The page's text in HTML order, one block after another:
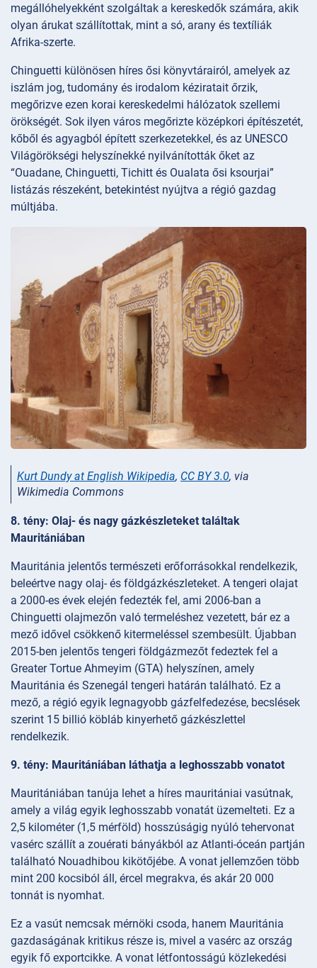
megállóhelyekként szolgáltak a kereskedők számára, akik
olyan árukat szállítottak, mint a só, arany és textíliák
Afrika-szerte.
Chinguetti különösen híres ősi könyvtárairól, amelyek az
iszlám jog, tudomány és irodalom kéziratait őrzik,
megőrizve ezen korai kereskedelmi hálózatok szellemi
örökségét. Sok ilyen város megőrizte középkori építészetét,
kőből és agyagból épített szerkezetekkel, és az UNESCO
Világörökségi helyszínekké nyilvánították őket az
“Ouadane, Chinguetti, Tichitt és Oualata ősi ksourjai”
listázás részeként, betekintést nyújtva a régió gazdag
múltjába.
Kurt Dundy at English Wikipedia, CC BY 3.0, via
Wikimedia Commons
8. tény: Olaj- és nagy gázkészleteket találtak
Mauritániában
Mauritánia jelentős természeti erőforrásokkal rendelkezik,
beleértve nagy olaj- és földgázkészleteket. A tengeri olajat
a 2000-es évek elején fedezték fel, ami 2006-ban a
Chinguetti olajmezőn való termeléshez vezetett, bár ez a
mező idővel csökkenő kitermeléssel szembesült. Újabban
2015-ben jelentős tengeri földgázmezőt fedeztek fel a
Greater Tortue Ahmeyim (GTA) helyszínen, amely
Mauritánia és Szenegál tengeri határán található. Ez a
mező, a régió egyik legnagyobb gázfelfedezése, becslések
szerint 15 billió köbláb kinyerhető gázkészlettel
rendelkezik.
9. tény: Mauritániában láthatja a leghosszabb vonatot
Mauritániában tanúja lehet a híres mauritániai vasútnak,
amely a világ egyik leghosszabb vonatát üzemelteti. Ez a
2,5 kilométer (1,5 mérföld) hosszúságig nyúló tehervonat
vasérc szállít a zouérati bányákból az Atlanti-óceán partján
található Nouadhibou kikötőjébe. A vonat jellemzően több
mint 200 kocsiból áll, ércel megrakva, és akár 20 000
tonnát is nyomhat.
Ez a vasút nemcsak mérnöki csoda, hanem Mauritánia
gazdaságának kritikus része is, mivel a vasérc az ország
egyik fő exportcikke. A vonat létfontosságú közlekedési